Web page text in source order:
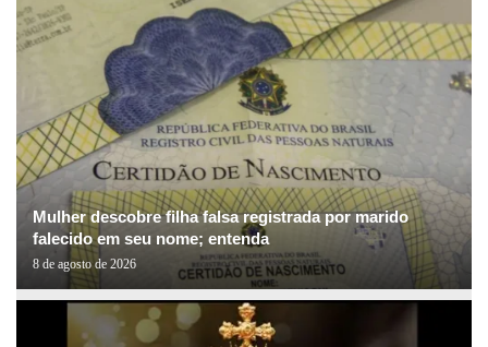
Mulher descobre filha falsa registrada por marido
falecido em seu nome; entenda
8 de agosto de 2026